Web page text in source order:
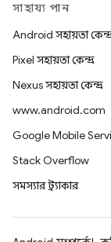
সাহায্য পান
Android সহায়তা
Pixel সহায়তা কেন্দ্র
Nexus সহায়তা কেন্দ্র
www.android.com
Google Mobile
Stack Overflow
সমস্যার ট্র্যাকার